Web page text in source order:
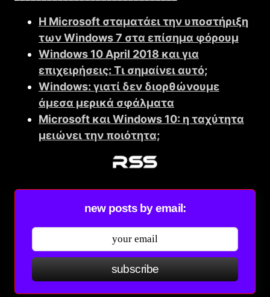
Η Microsoft σταματάει την υποστήριξη
των Windows 7 στα επίσημα φόρουμ
Windows 10 April 2018 και για
επιχειρήσεις: Τι σημαίνει αυτό;
Windows: γιατί δεν διορθώνουμε
άμεσα μερικά σφάλματα
Microsoft και Windows 10: η ταχύτητα
μειώνει την ποιότητα;
new posts by email:
subscribe